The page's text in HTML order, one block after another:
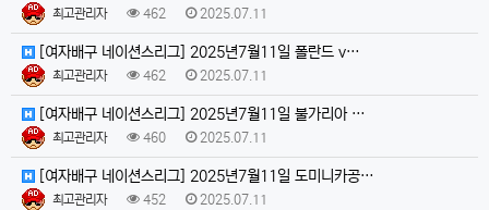
최고관리자 462 2025.07.11
[여자배구 네이션스리그] 2025년7월11일 폴란드 v…
최고관리자 462 2025.07.11
[여자배구 네이션스리그] 2025년7월11일 불가리아 …
최고관리자 460 2025.07.11
[여자배구 네이션스리그] 2025년7월11일 도미니카공…
최고관리자 452 2025.07.11